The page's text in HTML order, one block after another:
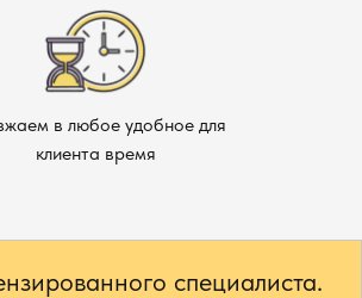
в любое удобное для
клиента время
специалиста.